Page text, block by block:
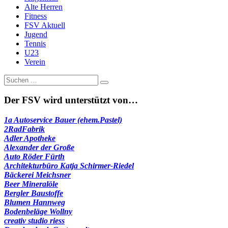
Alte Herren
Fitness
FSV Aktuell
Jugend
Tennis
U23
Verein
Suche
nach:
Der FSV wird unterstützt von…
1a Autoservice Bauer (ehem.Pastel)
2RadFabrik
Adler Apotheke
Alexander der Große
Auto Röder Fürth
Architekturbüro Katja Schirmer-Riedel
Bäckerei Meichsner
Beer Mineralöle
Bergler Baustoffe
Blumen Hannweg
Bodenbeläge Wollny
creativ studio riess